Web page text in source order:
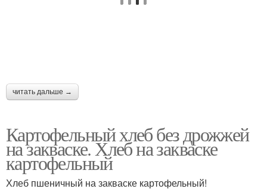
читать дальше →
Картофельный хлеб без дрожжей
на закваске. Хлеб на закваске
картофельный
Хлеб пшеничный на закваске картофельный!